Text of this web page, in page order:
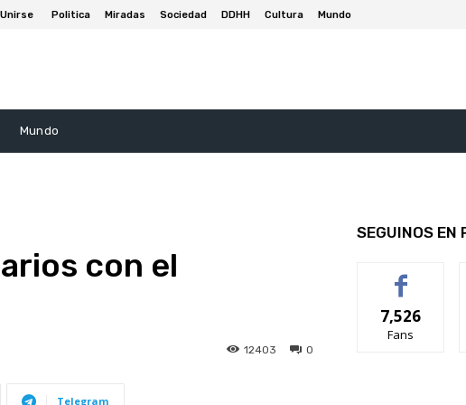
Politica Miradas Sociedad DDHH Cultura Mundo
Mundo
con el
0
12403
Telegram
SEGUINOS EN
7,526
Fans